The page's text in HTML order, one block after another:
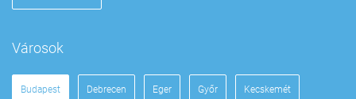
Városok
Budapest Debrecen Eger Győr Kecskemét